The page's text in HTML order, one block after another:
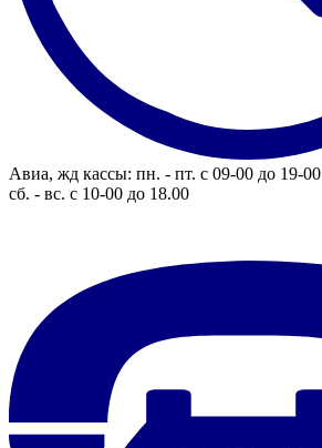
Авиа, жд кассы: пн. - пт. с 09-00 до 19-00
сб. - вс. с 10-00 до 18.00